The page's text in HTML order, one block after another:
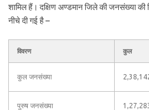
शामिल हैं। दक्षिण अण्डमान जिले की जनसंख्या की
नीचे दी गई है –
विवरण कुल
कुल जनसंख्या
पुरुष जनसंख्या